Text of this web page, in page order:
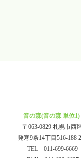
音の森(音の森 単位1)
〒063-0829 札幌市西
発寒9条14丁目516-188
TEL 011-699-6669